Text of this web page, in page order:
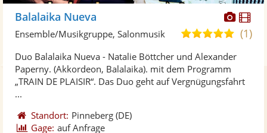
Fotos
Balalaika Nueva
5,0
5
Sternen
(1)
Ensemble/Musikgruppe, Salonmusik
Duo Balalaika Nueva - Natalie Böttcher und Alexander
Paperny. (Akkordeon, Balalaika). mit dem Programm
„TRAIN DE PLAISIR“. Das Duo geht auf Vergnügungsfahrt
...
Standort: Pinneberg (DE)
Gage: auf Anfrage